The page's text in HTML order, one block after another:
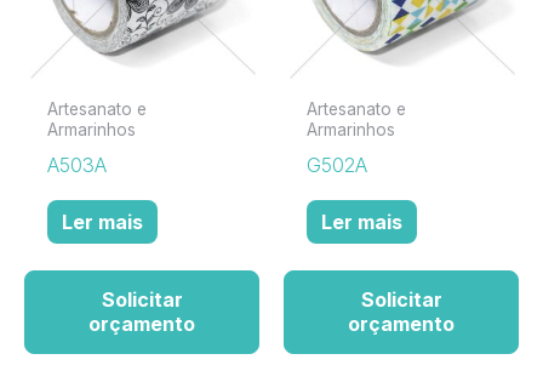
Artesanato e
Armarinhos
A503A
Ler mais
Solicitar
orçamento
Artesanato e
Armarinhos
G502A
Ler mais
Solicitar
orçamento